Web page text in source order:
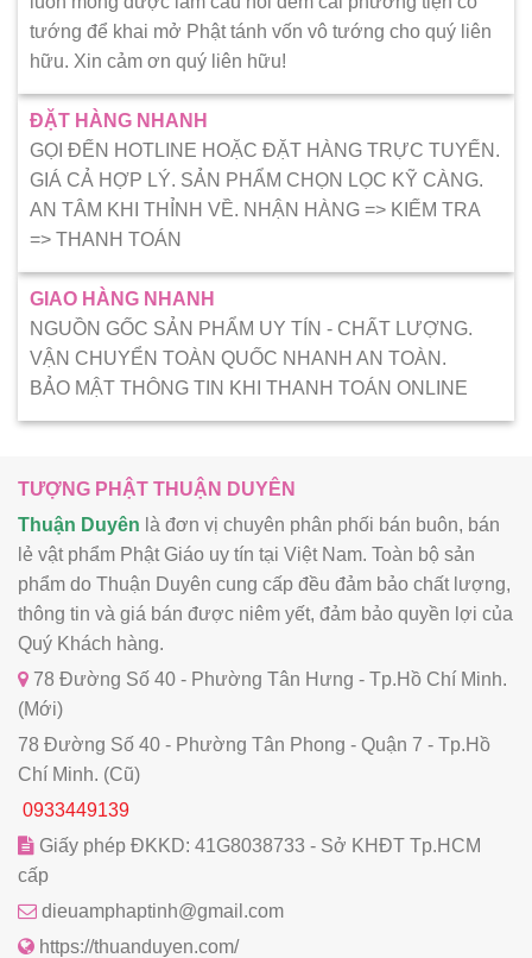
tướng để khai mở Phật tánh vốn vô tướng cho quý liên
hữu. Xin cảm ơn quý liên hữu!
ĐẶT HÀNG NHANH
GỌI ĐẾN HOTLINE HOẶC ĐẶT HÀNG TRỰC TUYẾN.
GIÁ CẢ HỢP LÝ. SẢN PHẨM CHỌN LỌC KỸ CÀNG.
AN TÂM KHI THỈNH VỀ. NHẬN HÀNG => KIẾM TRA
=> THANH TOÁN
GIAO HÀNG NHANH
NGUỒN GỐC SẢN PHẨM UY TÍN - CHẤT LƯỢNG.
VẬN CHUYỂN TOÀN QUỐC NHANH AN TOÀN.
BẢO MẬT THÔNG TIN KHI THANH TOÁN ONLINE
TƯỢNG PHẬT THUẬN DUYÊN
Thuận Duyên là đơn vị chuyên phân phối bán buôn, bán
lẻ vật phẩm Phật Giáo uy tín tại Việt Nam. Toàn bộ sản
phẩm do Thuận Duyên cung cấp đều đảm bảo chất lượng,
thông tin và giá bán được niêm yết, đảm bảo quyền lợi của
Quý Khách hàng.
78 Đường Số 40 - Phường Tân Hưng - Tp.Hồ Chí Minh.
(Mới)
78 Đường Số 40 - Phường Tân Phong - Quận 7 - Tp.Hồ
Chí Minh. (Cũ)
0933449139
Giấy phép ĐKKD: 41G8038733 - Sở KHĐT Tp.HCM
cấp
dieuamphaptinh@gmail.com
https://thuanduyen.com/